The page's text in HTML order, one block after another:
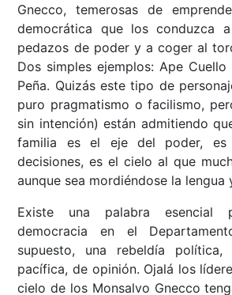
Gnecco, temerosas de
democrática que los conduzca
pedazos de poder y a coger al
Dos simples ejemplos: Ape
Peña. Quizás este tipo de
puro pragmatismo o facilismo,
sin intención) están admitiendo
familia es el eje del poder,
decisiones, es el cielo al que
aunque sea mordiéndose la lengua
Existe una palabra esencial
democracia en el
supuesto, una rebeldía política,
pacífica, de opinión. Ojalá los
cielo de los Monsalvo Gnecco